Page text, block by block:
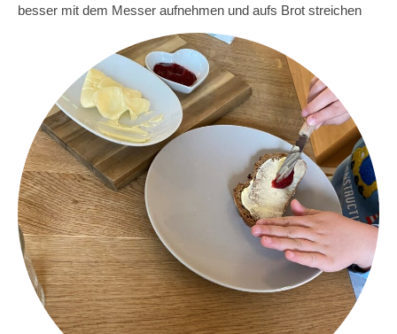
besser mit dem Messer aufnehmen und aufs Brot streichen